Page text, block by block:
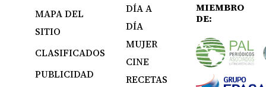
MAPA DEL
SITIO
CLASIFICADOS
PUBLICIDAD
DÍA A
DÍA
MUJER
CINE
RECETAS
MIEMBRO
DE: